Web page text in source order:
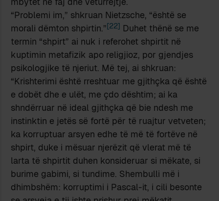
“Problemi im,” shkruan Nietzsche, “është se
morali dëmton shpirtin.”[22] Duhet thënë se me
termin “shpirt” ai nuk i referohet shpirtit në
kuptimin metafizik apo religjioz, por gjendjes
psikologjike të njeriut. Më tej, ai shkruan:
“Krishterimi është rreshtuar me gjithçka që është
e dobët dhe e ulët, me çdo dështim; ai ka
shndërruar në ideal gjithçka që bie ndesh me
instinktin e jetës së fortë për të ruajtur vetveten;
ka korruptuar arsyen edhe të më të fortëve në
shpirt, duke i mësuar njerëzit që vlerat më të
larta të shpirtit duhen konsideruar si mëkate, si
burime gabimi, si tundime. Shembulli më i
dhimbshëm: korruptimi i Pascal-it, i cili besonte